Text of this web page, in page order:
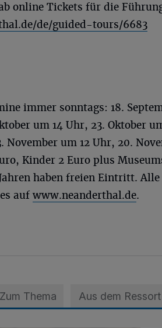
online Tickets für die
de/guided-tours/6683
immer sonntags: 18.
um 14 Uhr, 23. Oktober
November um 12 Uhr, 20.
Kinder 2 Euro plus
haben freien Eintritt.
auf www.neanderthal.de.
Zum Thema Aus dem Ressort